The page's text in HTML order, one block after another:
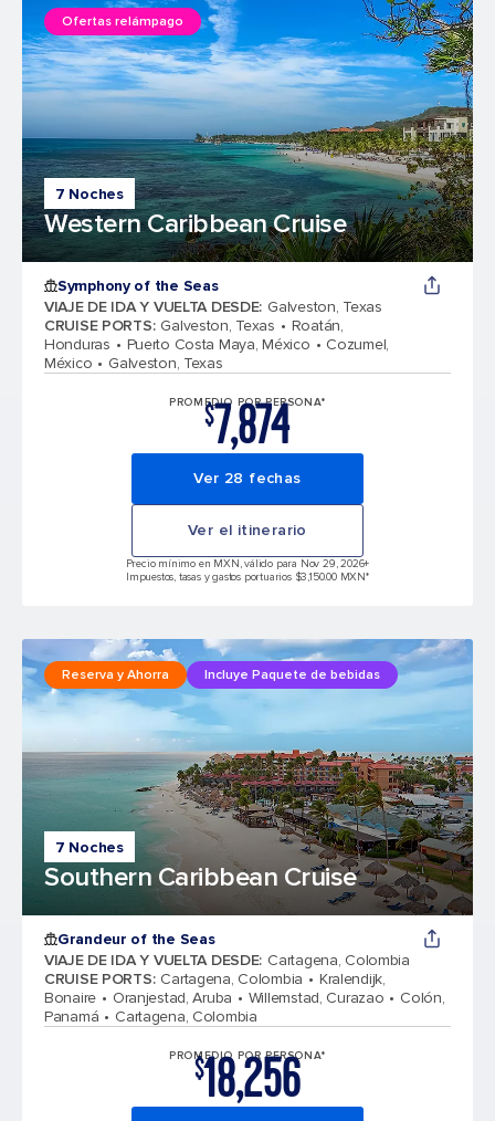
7 Noches
Western Caribbean Cruise
Ofertas relámpago
Symphony of the Seas
VIAJE DE IDA Y VUELTA DESDE: Galveston, Texas
CRUISE PORTS: Galveston, Texas
Roatán,
Honduras
Puerto Costa Maya, México
Cozumel,
México
Galveston, Texas
PROMEDIO POR PERSONA*
$7,874
Ver 28 fechas
Ver el itinerario
Precio mínimo en MXN, válido para Nov 29, 2026+
Impuestos, tasas y gastos portuarios $3,150.00 MXN*
7 Noches
Southern Caribbean Cruise
Reserva y Ahorra Incluye Paquete de bebidas
Grandeur of the Seas
VIAJE DE IDA Y VUELTA DESDE: Cartagena, Colombia
CRUISE PORTS: Cartagena, Colombia
Kralendijk,
Bonaire
Oranjestad, Aruba Willemstad, Curazao
Colón,
Panamá
Cartagena, Colombia
PROMEDIO POR PERSONA*
$18,256